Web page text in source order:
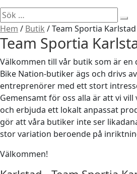
Sök
efter:
Hem / Butik /Team Sportia Karlstad
Team Sportia
Välkommen till vår butik som är en
Bike Nation-butiker ägs och drivs
entreprenörer med ett stort
Gemensamt för oss alla är att vi
och erbjuda ett lokalt anpassat
gör att våra butiker inte ser
stor variation beroende på
Välkommen!